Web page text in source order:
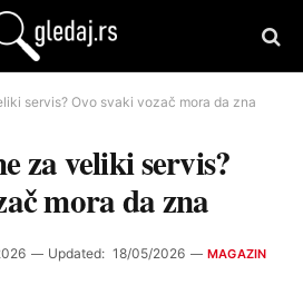
servis? Ovo svaki vozač mora da zna
za veliki servis?
mora da zna
Updated: 18/05/2026 MAGAZIN